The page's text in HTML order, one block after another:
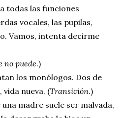
todas las funciones
vocales, las pupilas,
Vamos, intenta decirme
no puede.)
los monólogos. Dos de
nueva. (Transición.)
madre suele ser malvada,